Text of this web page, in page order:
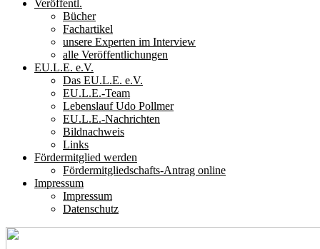
Veröffentl.
Bücher
Fachartikel
unsere Experten im Interview
alle Veröffentlichungen
EU.L.E. e.V.
Das EU.L.E. e.V.
EU.L.E.-Team
Lebenslauf Udo Pollmer
EU.L.E.-Nachrichten
Bildnachweis
Links
Fördermitglied werden
Fördermitgliedschafts-Antrag online
Impressum
Impressum
Datenschutz